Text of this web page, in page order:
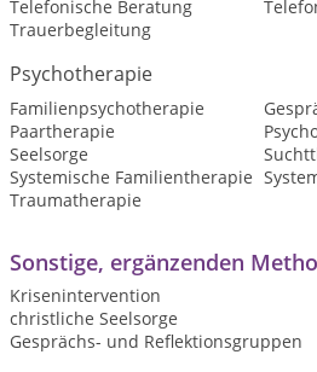
Telefonische Beratung
Trauerbegleitung
Psychotherapie
Familienpsychotherapie
Paartherapie
Seelsorge
Systemische Familientherapie
Traumatherapie
Sonstige, ergänzenden
Krisenintervention
christliche Seelsorge
Gesprächs- und Reflektionsgruppen